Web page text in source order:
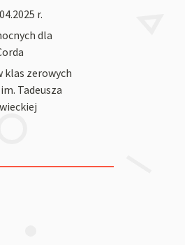
r.
dla
klas zerowych
Tadeusza